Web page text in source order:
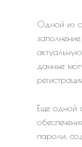
Одной из
данные
Еще одной
пароли,